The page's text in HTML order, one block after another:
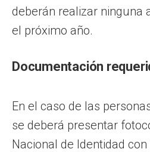
deberán realizar ninguna
el próximo año.
Documentación
En el caso de las
se deberá presentar
Nacional de Identidad